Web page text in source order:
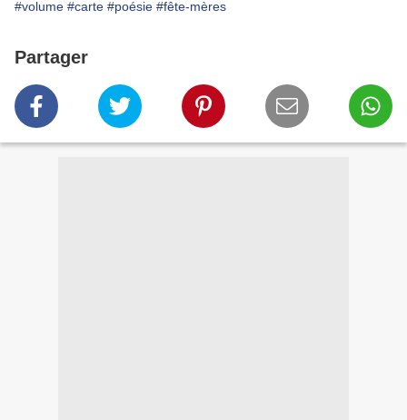
#volume #carte #poésie #fête-mères
Partager